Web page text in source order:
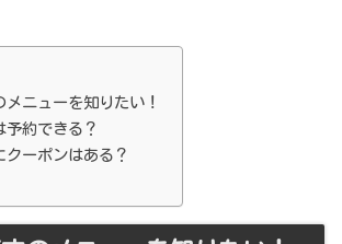
メニューを知りたい！
予約できる？
クーポンはある？